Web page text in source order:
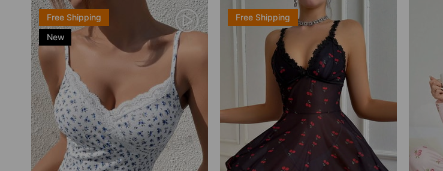
Free Shipping
New
Item
Free Shipping